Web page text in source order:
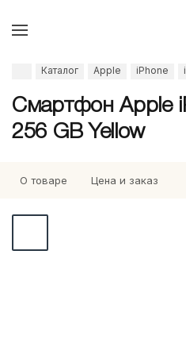
Каталог Apple iPhone
Смартфон Apple
256 GB Yellow
О товаре Цена и заказ